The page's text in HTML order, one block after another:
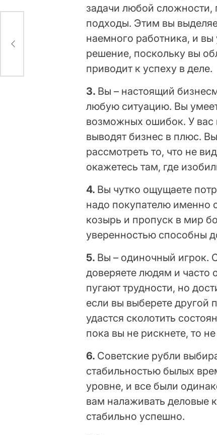
задачи любой сложности,
подходы. Этим вы
наемного работника, и
решение, поскольку вы
приводит к успеху в деле.
3. Вы – настоящий
любую ситуацию. Вы
возможных ошибок. У вас
выводят бизнес в плюс.
рассмотреть то, что не
окажетесь там, где
4. Вы чутко ощущаете
надо покупателю именно
козырь и пропуск в мир
уверенностью способны
5. Вы – одиночный игрок.
доверяете людям и часто
пугают трудности, но
если вы выберете другой
удастся сколотить
пока вы не рискнете, то
6. Советские рубли
стабильностью былых
уровне, и все были
вам налаживать деловые
стабильно успешно.